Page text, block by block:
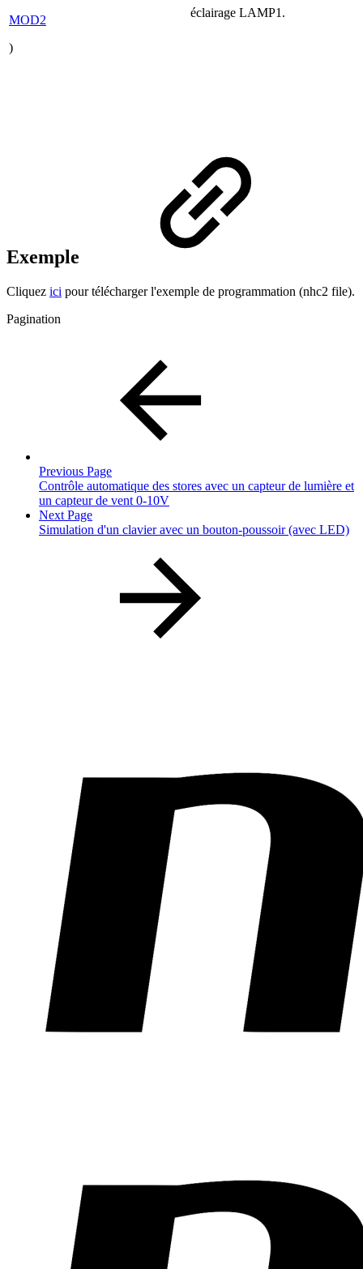
MOD2
)
éclairage LAMP1.
Exemple
Cliquez ici pour télécharger l'exemple de programmation (nhc2 file).
Pagination
Previous Page
Contrôle automatique des stores avec un capteur de lumière et
un capteur de vent 0-10V
Next Page
Simulation d'un clavier avec un bouton-poussoir (avec LED)